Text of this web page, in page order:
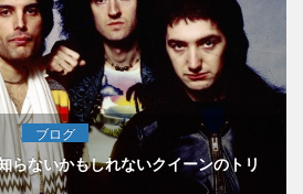
ブログ
らないかもしれないクイーンのトリ